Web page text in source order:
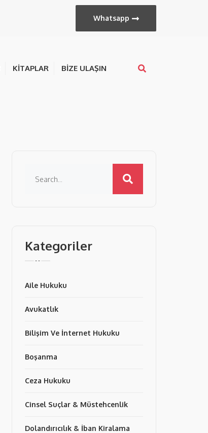
Whatsapp
KITAPLAR BIZE ULAŞIN
Kategoriler
Aile Hukuku
Avukatlık
Bilişim Ve İnternet Hukuku
Boşanma
Ceza Hukuku
Cinsel Suçlar & Müstehcenlik
Dolandırıcılık & İban Kiralama